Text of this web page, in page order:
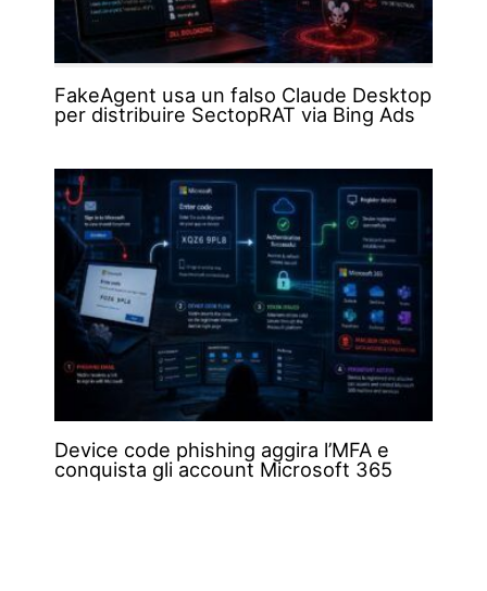
FakeAgent usa un falso Claude Desktop
per distribuire SectopRAT via Bing Ads
Device code phishing aggira l’MFA e
conquista gli account Microsoft 365